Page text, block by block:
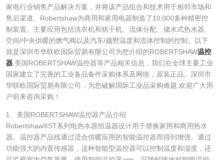
家电行业销售产品解决方案，并将该产品组合和技术用于相邻市场和
售后渠道。Robertshaw为商用和家用电器制造了10,000多种精密控
制装置。主要应用包括洗衣机和烘干机、流体分配、储水式热水器、
空间/中央供暖的燃气阀以及汽车/越野温度和流体控制的控制。以下
就是深圳市华联欧国际贸易有限公司为您介绍的ROBERTSHAW温控
器,美国ROBERTSHAW温控器等产品相关信息，我们在全球主要工业
国家建立了完善的工业备品备件采购体系及网络，原装正品。深圳市
华联欧国际贸易有限公司，为您破解国际工业品采购难题,欢迎广大用
户前来咨询采购！
1、美国ROBERTSHAW温控器产品介绍
Robertshaw®ST系列电热水器恒温器设计用于替换家用和商用热水
器。温控器产品线通过适合供暖应用的智能温控器而得到增强。通过
功能强大的内置传感器，这种智能型温控器可以控制温度和湿度，还